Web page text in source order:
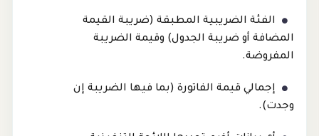
الفئة الضريبية المطبقة (ضريبة القيمة
المضافة أو ضريبة الجدول) وقيمة الضريبة
المفروضة.
إجمالي قيمة الفاتورة (بما فيها الضريبة إن
وجدت).